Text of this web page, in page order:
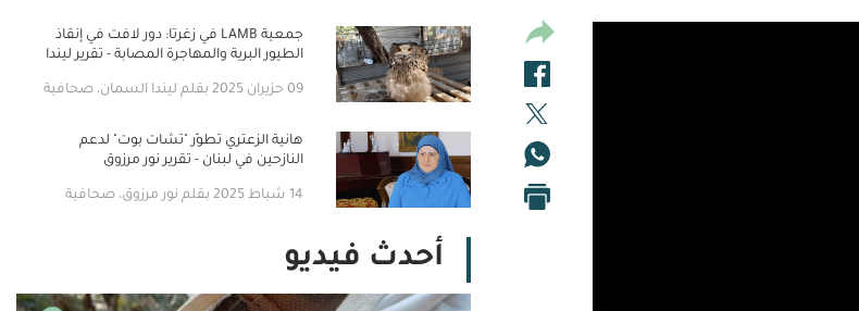
جمعية LAMB في زغرتا: دور لافت في إنقاذ
الطيور البرية والمهاجرة المصابة - تقرير ليندا
09 حزيران 2025 بقلم ليندا السمان، صحافية
هانية الزعتري تطوّر "تشات بوت" لدعم
النازحين في لبنان - تقرير نور مرزوق
14 شباط 2025 بقلم نور مرزوق، صحافية
أحدث فيديو